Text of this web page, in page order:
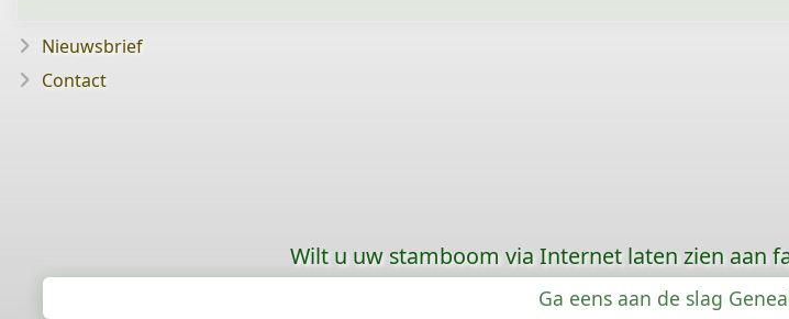
Nieuwsbrief
Contact
Wilt u uw stamboom via Internet laten zien aan
Ga eens aan de slag